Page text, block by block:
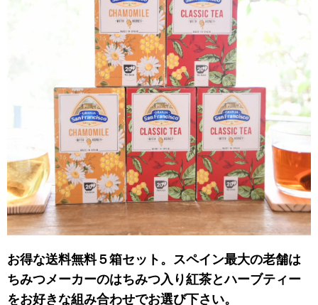
お得な送料無料５箱セット。スペイン最大の老舗は
ちみつメーカーのはちみつ入り紅茶とハーブティー
をお好きな組み合わせでお選び下さい。